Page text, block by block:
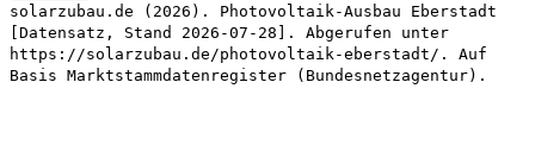
solarzubau.de (2026). Photovoltaik-Ausbau Eberstadt
[Datensatz, Stand 2026-07-28]. Abgerufen unter
https://solarzubau.de/photovoltaik-eberstadt/. Auf
Basis Marktstammdatenregister (Bundesnetzagentur).